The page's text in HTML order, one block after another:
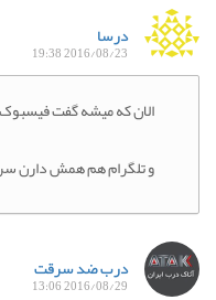
درسا
2016/08/23 19:38
الان که میشه گفت
و تلگرام هم همش دارن
درب ضد سرقت
2016/08/29 13:06